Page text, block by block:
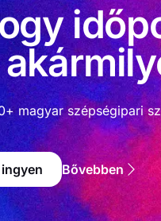
magyar szépségipari
Bővebben